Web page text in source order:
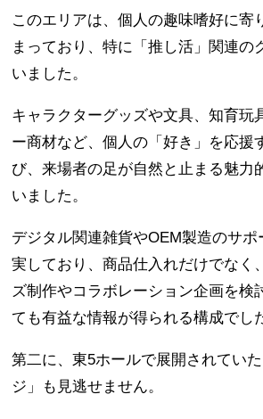
このエリアは、個人の趣味嗜好に寄
まっており、特に「推し活」関連の
いました。
キャラクターグッズや文具、知育玩
ー商材など、個人の「好き」を応援
び、来場者の足が自然と止まる魅力
いました。
デジタル関連雑貨やOEM製造のサ
実しており、商品仕入れだけでなく
ズ制作やコラボレーション企画を検
ても有益な情報が得られる構成でし
第二に、東5ホールで展開されてい
ジ」も見逃せません。